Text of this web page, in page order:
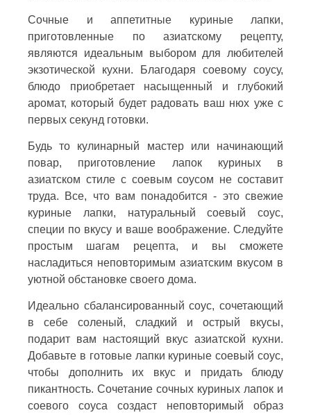
Сочные и аппетитные куриные лапки,
приготовленные по азиатскому рецепту,
являются идеальным выбором для любителей
экзотической кухни. Благодаря соевому соусу,
блюдо приобретает насыщенный и глубокий
аромат, который будет радовать ваш нюх уже с
первых секунд готовки.
Будь то кулинарный мастер или начинающий
повар, приготовление лапок куриных в
азиатском стиле с соевым соусом не составит
труда. Все, что вам понадобится - это свежие
куриные лапки, натуральный соевый соус,
специи по вкусу и ваше воображение. Следуйте
простым шагам рецепта, и вы сможете
насладиться неповторимым азиатским вкусом в
уютной обстановке своего дома.
Идеально сбалансированный соус, сочетающий
в себе соленый, сладкий и острый вкусы,
подарит вам настоящий вкус азиатской кухни.
Добавьте в готовые лапки куриные соевый соус,
чтобы дополнить их вкус и придать блюду
пикантность. Сочетание сочных куриных лапок и
соевого соуса создаст неповторимый образ